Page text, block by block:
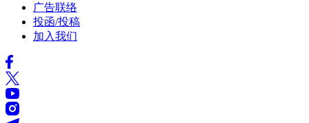
广告联络
投函/投稿
加入我们